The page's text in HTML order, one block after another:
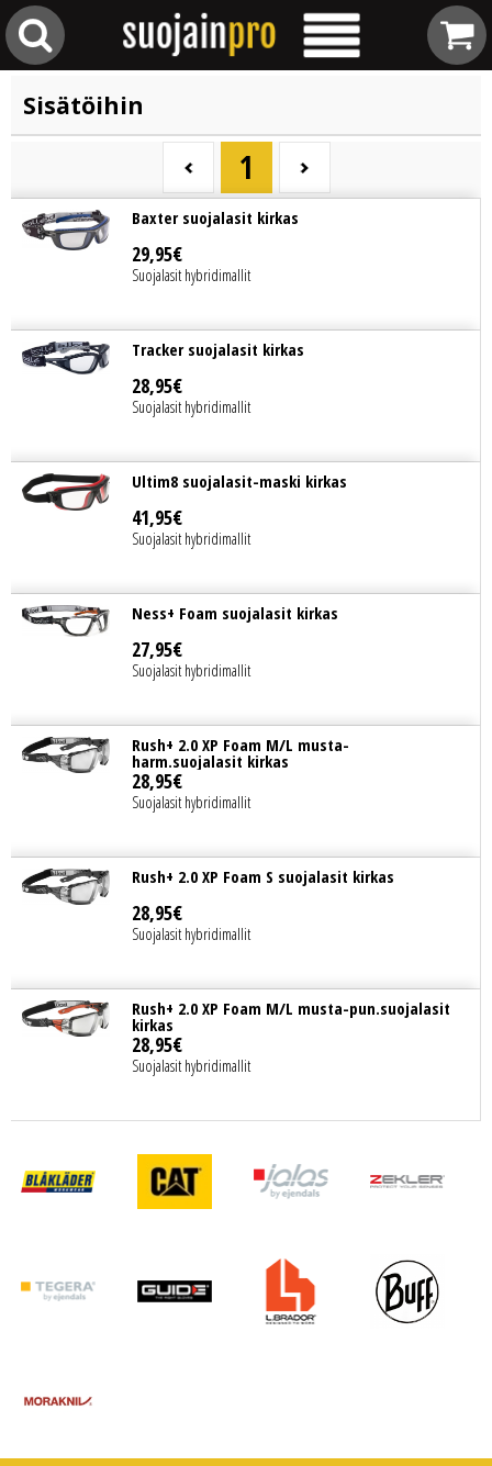
Sisätöihin
1
Baxter suojalasit kirkas
29,95€
Suojalasit hybridimallit
Tracker suojalasit kirkas
28,95€
Suojalasit hybridimallit
Ultim8 suojalasit-maski kirkas
41,95€
Suojalasit hybridimallit
Ness+ Foam suojalasit kirkas
27,95€
Suojalasit hybridimallit
Rush+ 2.0 XP Foam M/L musta-
harm.suojalasit kirkas
28,95€
Suojalasit hybridimallit
Rush+ 2.0 XP Foam S suojalasit kirkas
28,95€
Suojalasit hybridimallit
Rush+ 2.0 XP Foam M/L musta-pun.suojalasit
kirkas
28,95€
Suojalasit hybridimallit